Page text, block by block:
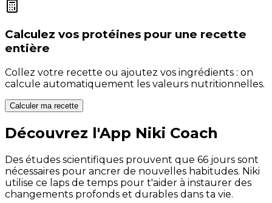
Calculez vos protéines pour une recette
entière
Collez votre recette ou ajoutez vos ingrédients : on
calcule automatiquement les valeurs nutritionnelles.
Calculer ma recette
Découvrez l'App Niki Coach
Des études scientifiques prouvent que 66 jours sont
nécessaires pour ancrer de nouvelles habitudes. Niki
utilise ce laps de temps pour t'aider à instaurer des
changements profonds et durables dans ta vie.